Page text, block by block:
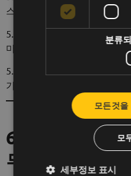
스를 홍보하는 데 동의합니다.
5.2 앰배서더는 오해의 소지
마케팅 기법을 사용해서는 안
5.3 앰배서더는 서비스 제공
가이드라인을 준수해야 합니다.
6. 서비스 제공
무
분류
모든것
모
세부정보 표시